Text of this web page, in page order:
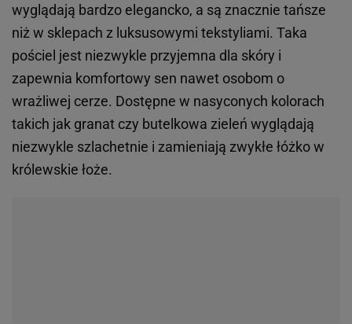
wyglądają bardzo elegancko, a są znacznie tańsze
niż w sklepach z luksusowymi tekstyliami. Taka
pościel jest niezwykle przyjemna dla skóry i
zapewnia komfortowy sen nawet osobom o
wrażliwej cerze. Dostępne w nasyconych kolorach
takich jak granat czy butelkowa zieleń wyglądają
niezwykle szlachetnie i zamieniają zwykłe łóżko w
królewskie łoże.